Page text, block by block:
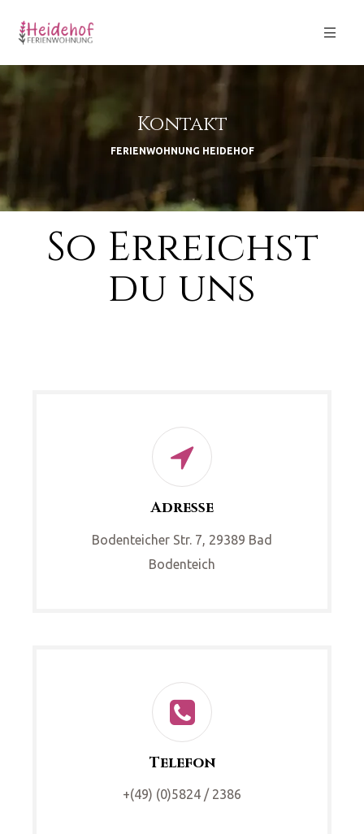
Kontakt
FERIENWOHNUNG HEIDEHOF
So Erreichst
du uns
Adresse
Bodenteicher Str. 7, 29389 Bad
Bodenteich
Telefon
+(49) (0)5824 / 2386